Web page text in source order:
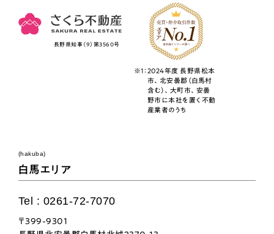
長野県知事（9）第3560号
※1：2024年度 長野県松本
市、北安曇郡（白馬村
含む）、大町市、安曇
野市に本社を置く不動
産業者のうち
(hakuba)
白馬エリア
Tel : 0261-72-7070
〒399-9301